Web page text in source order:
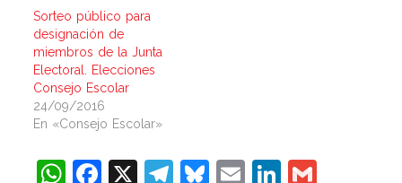
Sorteo público para
designación de
miembros de la Junta
Electoral. Elecciones
Consejo Escolar
24/09/2016
En «Consejo Escolar»
WhatsApp
Facebook
X Telegram
Bluesky
EmailLinkedIn